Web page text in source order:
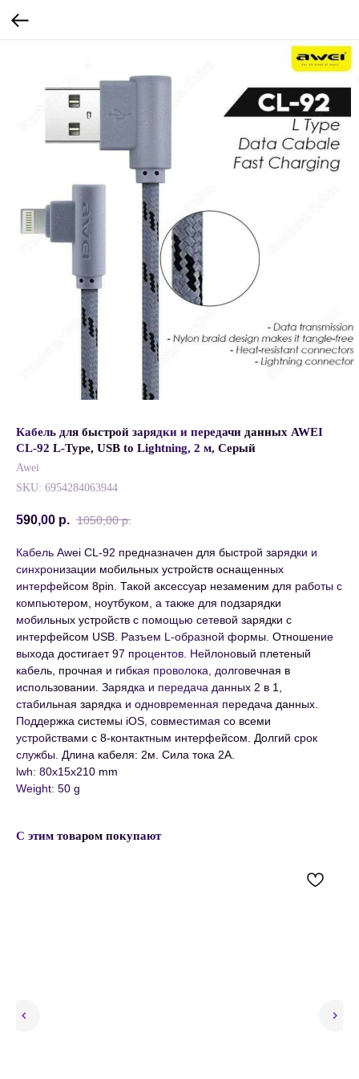
Кабель для быстрой зарядки и передачи данных AWEI
CL-92 L-Type, USB to Lightning, 2 м, Серый
Awei
SKU: 6954284063944
590,00 р. 1050,00 р.
Кабель Awei CL-92 предназначен для быстрой зарядки и
синхронизации мобильных устройств оснащенных
интерфейсом 8pin. Такой аксессуар незаменим для работы с
компьютером, ноутбуком, а также для подзарядки
мобильных устройств с помощью сетевой зарядки с
интерфейсом USB. Разъем L-образной формы. Отношение
выхода достигает 97 процентов. Нейлоновый плетеный
кабель, прочная и гибкая проволока, долговечная в
использовании. Зарядка и передача данных 2 в 1,
стабильная зарядка и одновременная передача данных.
Поддержка системы iOS, совместимая со всеми
устройствами с 8-контактным интерфейсом. Долгий срок
службы. Длина кабеля: 2м. Сила тока 2А.
lwh: 80x15x210 mm
Weight: 50 g
С этим товаром покупают